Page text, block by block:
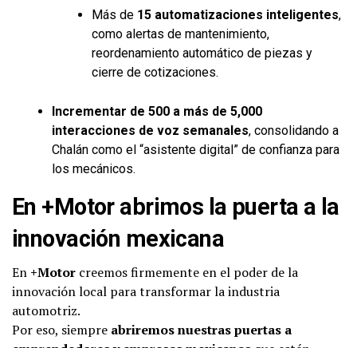
Más de 15 automatizaciones inteligentes,
como alertas de mantenimiento,
reordenamiento automático de piezas y
cierre de cotizaciones.
Incrementar de 500 a más de 5,000
interacciones de voz semanales, consolidando a
Chalán como el “asistente digital” de confianza para
los mecánicos.
En +Motor abrimos la puerta a la
innovación mexicana
En +Motor creemos firmemente en el poder de la
innovación local para transformar la industria
automotriz.
Por eso, siempre abriremos nuestras puertas a